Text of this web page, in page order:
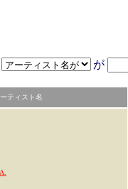
が
ティスト名